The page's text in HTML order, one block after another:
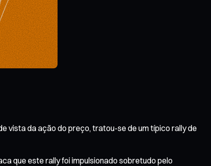
vista da ação do preço, tratou-se de um típico rally de
que este rally foi impulsionado sobretudo pelo